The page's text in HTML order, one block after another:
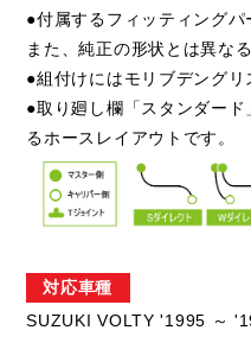
●付属するフィッティングパ
また、純正の形状とは異な
●組付けにはモリブデングリ
●取り廻し欄「スタンダー
るホースレイアウトです。
対応車種
SUZUKI VOLTY '1995 ～